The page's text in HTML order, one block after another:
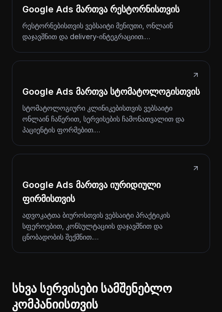
Google Ads მართვა რესტორნისთვის
რესტორნებისთვის ვებსაიტი მენიუთი, ონლაინ
დაჯავშნით და delivery-ინტეგრაციით.…
Google Ads მართვა სტომატოლოგისთვის
სტომატოლოგიური კლინიკებისთვის ვებსაიტი
ონლაინ ჩაწერით, სერვისების ჩამონათვალით და
პაციენტის ფორმებით.…
Google Ads მართვა იურიდიული
ფირმისთვის
ადვოკატთა ბიუროსთვის ვებსაიტი პრაქტიკის
სფეროებით, კონსულტაციის დაჯავშნით და
ცნობადობის შექმნით.…
სხვა სერვისები სამშენებლო
კომპანიისთვის